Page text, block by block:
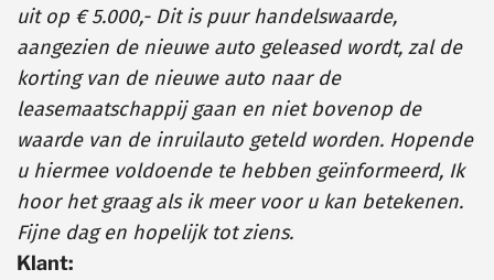
uit op € 5.000,- Dit is puur handelswaarde,
aangezien de nieuwe auto geleased wordt, zal de
korting van de nieuwe auto naar de
leasemaatschappij gaan en niet bovenop de
waarde van de inruilauto geteld worden. Hopende
u hiermee voldoende te hebben geïnformeerd, Ik
hoor het graag als ik meer voor u kan betekenen.
Fijne dag en hopelijk tot ziens.
Klant: